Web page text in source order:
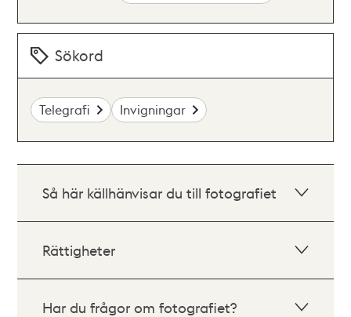
Sökord
Telegrafi Invigningar
Så här källhänvisar du till fotografiet
Rättigheter
Har du frågor om fotografiet?